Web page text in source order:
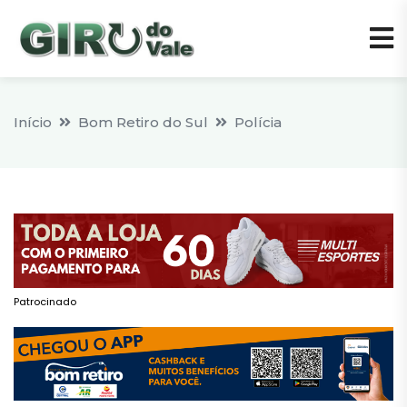
Início Bom Retiro do Sul Polícia
Patrocinado